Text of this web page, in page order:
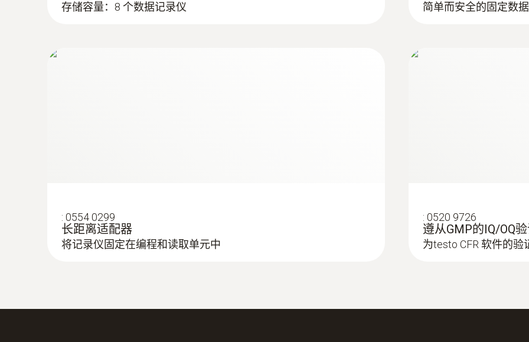
存储容量：8 个数据记录仪 简单而安全的固定数
: 0554 0299
长距离适配器
将记录仪固定在编程和读取单元中
: 0520 9726
遵从GMP的IQ/OQ
为testo CFR 软件的